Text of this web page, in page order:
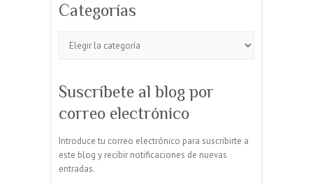
Categorías
Suscríbete al blog por
correo electrónico
Introduce tu correo electrónico para suscribirte a
este blog y recibir notificaciones de nuevas
entradas.